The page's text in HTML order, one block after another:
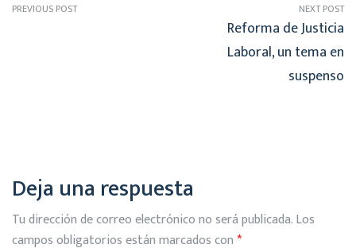
PREVIOUS POST NEXT POST
Reforma de Justicia
Laboral, un tema en
suspenso
Deja una respuesta
Tu dirección de correo electrónico no será publicada.Los
campos obligatorios están marcados con*